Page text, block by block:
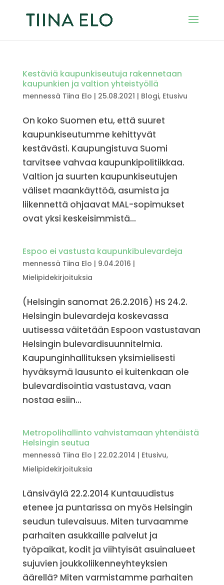
Kestäviä kaupunkiseutuja rakennetaan
kaupunkien ja valtion yhteistyöllä
mennessä Tiina Elo | 25.08.2021 | Blogi, Etusivu
On koko Suomen etu, että suuret
kaupunkiseutumme kehittyvät
kestävästi. Kaupungistuva Suomi
tarvitsee vahvaa kaupunkipolitiikkaa.
Valtion ja suurten kaupunkiseutujen
väliset maankäyttöä, asumista ja
liikennettä ohjaavat MAL-sopimukset
ovat yksi keskeisimmistä...
Espoo ei vastusta kaupunkibulevardeja
mennessä Tiina Elo | 9.04.2016 |
Mielipidekirjoituksia
(Helsingin sanomat 26.2.2016) HS 24.2.
Helsingin bulevardeja koskevassa
uutisessa väitetään Espoon vastustavan
Helsingin bulevardisuunnitelmia.
Kaupunginhallituksen yksimielisesti
hyväksymä lausunto ei kuitenkaan ole
bulevardisointia vastustava, vaan
nostaa esiin...
Metropolihallinto vahvistamaan yhtenäistä
Helsingin seutua
mennessä Tiina Elo | 22.02.2014 | Etusivu,
Mielipidekirjoituksia
Länsiväylä 22.2.2014 Kuntauudistus
etenee ja puntarissa on myös Helsingin
seudun tulevaisuus. Miten turvaamme
parhaiten asukkaille palvelut ja
työpaikat, kodit ja viihtyisät asuinalueet
sujuvien joukkoliikenneyhteyksien
äärellä? Miten varmistamme parhaiten